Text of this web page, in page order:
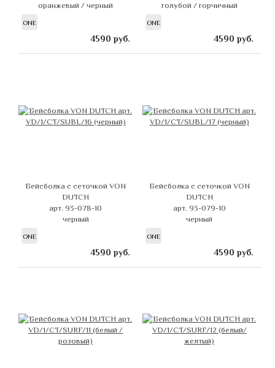
оранжевый / черный
ONE
4590 руб.
голубой / горчичный
ONE
4590 руб.
Бейсболка с сеточкой VON
DUTCH
арт. 93-078-10
черный
ONE
4590 руб.
Бейсболка с сеточкой VON
DUTCH
арт. 93-079-10
черный
ONE
4590 руб.